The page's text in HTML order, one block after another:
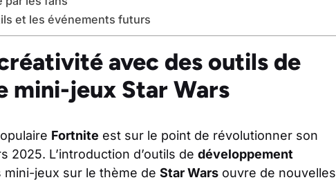
et les événements futurs
avec des outils de
mini-jeux Star Wars
Fortnite est sur le point de révolutionner son
2025. L’introduction d’outils de développement
jeux sur le thème de Star Wars ouvre de nouvelles